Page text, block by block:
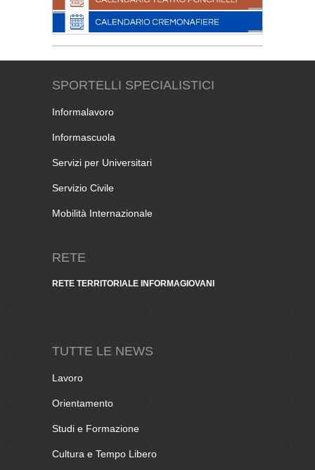
SPORTELLI SPECIALISTICI
Informalavoro
Informascuola
Servizi per Universitari
Servizio Civile
Mobilità Internazionale
RETE
RETE TERRITORIALE INFORMAGIOVANI
TUTTE LE NEWS
Lavoro
Orientamento
Studi e Formazione
Cultura e Tempo Libero